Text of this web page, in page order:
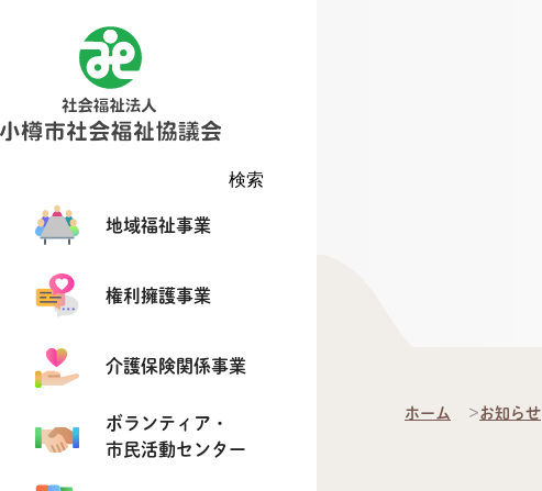
検索
地域福祉事業
権利擁護事業
介護保険関係事業
ボランティア・
市民活動センター
ホーム お知らせ